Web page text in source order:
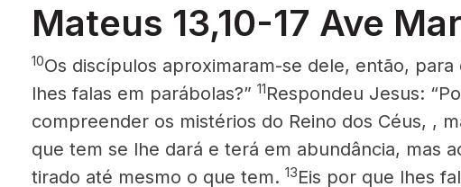
Mateus 13,10-17 Ave
10Os discípulos aproximaram-se dele, então, para
lhes falas em parábolas?” 11Respondeu Jesus:
compreender os mistérios do Reino dos Céus, ,
que tem se lhe dará e terá em abundância, mas
tirado até mesmo o que tem. 13Eis por que lhes